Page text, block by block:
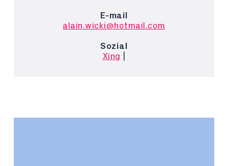
E-mail
alain.wicki@hotmail.com
Sozial
Xing